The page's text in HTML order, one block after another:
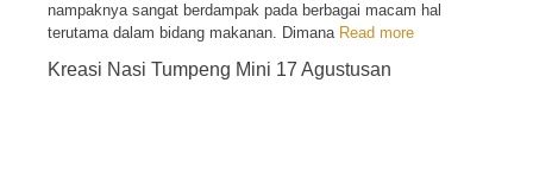
nampaknya sangat berdampak pada berbagai macam hal
terutama dalam bidang makanan. Dimana Read more
Kreasi Nasi Tumpeng Mini 17 Agustusan